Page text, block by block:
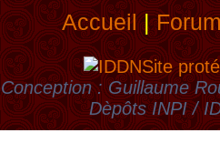
Accueil|
Site
Conception : Guillaume
Dèpôts INPI /